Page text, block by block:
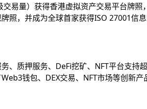
易量）获得香港虚拟资产交易平台牌照
照，并成为全球首家获得ISO 27001信
、质押服务、DeFi挖矿、NFT平台支持
钱包、DEX交易、NFT市场等创新